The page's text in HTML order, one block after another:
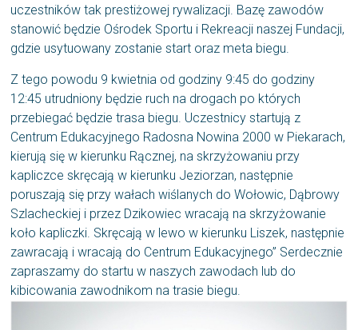
uczestników tak prestiżowej rywalizacji. Bazę zawodów
stanowić będzie Ośrodek Sportu i Rekreacji naszej Fundacji,
gdzie usytuowany zostanie start oraz meta biegu.
Z tego powodu 9 kwietnia od godziny 9:45 do godziny
12:45 utrudniony będzie ruch na drogach po których
przebiegać będzie trasa biegu. Uczestnicy startują z
Centrum Edukacyjnego Radosna Nowina 2000 w Piekarach,
kierują się w kierunku Rącznej, na skrzyżowaniu przy
kapliczce skręcają w kierunku Jeziorzan, następnie
poruszają się przy wałach wiślanych do Wołowic, Dąbrowy
Szlacheckiej i przez Dzikowiec wracają na skrzyżowanie
koło kapliczki. Skręcają w lewo w kierunku Liszek, następnie
zawracają i wracają do Centrum Edukacyjnego” Serdecznie
zapraszamy do startu w naszych zawodach lub do
kibicowania zawodnikom na trasie biegu.